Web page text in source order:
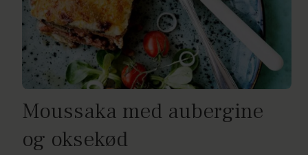
Moussaka med aubergine
og oksekød